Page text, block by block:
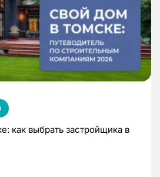
как выбрать застройщика в